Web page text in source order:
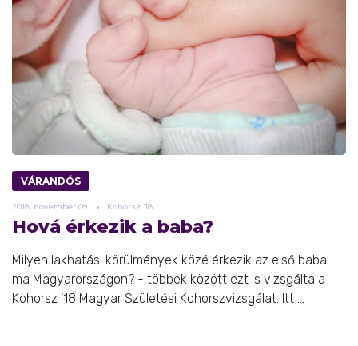
VÁRANDÓS
2018. november 09. Kohorsz ’18
Hová érkezik a baba?
Milyen lakhatási körülmények közé érkezik az első baba
ma Magyarországon? - többek között ezt is vizsgálta a
Kohorsz ’18 Magyar Születési Kohorszvizsgálat. Itt ...